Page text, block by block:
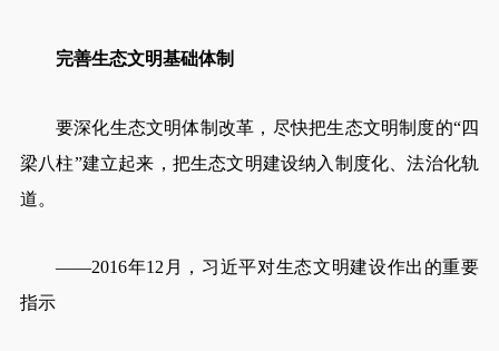
完善生态文明基础体制
要深化生态文明体制改革，尽快把生态文明制度的“四
梁八柱”建立起来，把生态文明建设纳入制度化、法治化轨
道。
——2016年12月，习近平对生态文明建设作出的重要
指示